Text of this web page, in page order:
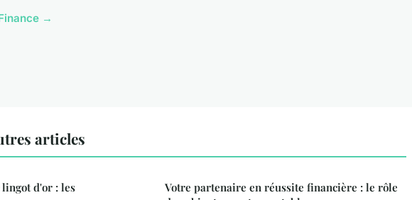
→
articles
d'or : les
Votre partenaire en réussite financière : le rôle